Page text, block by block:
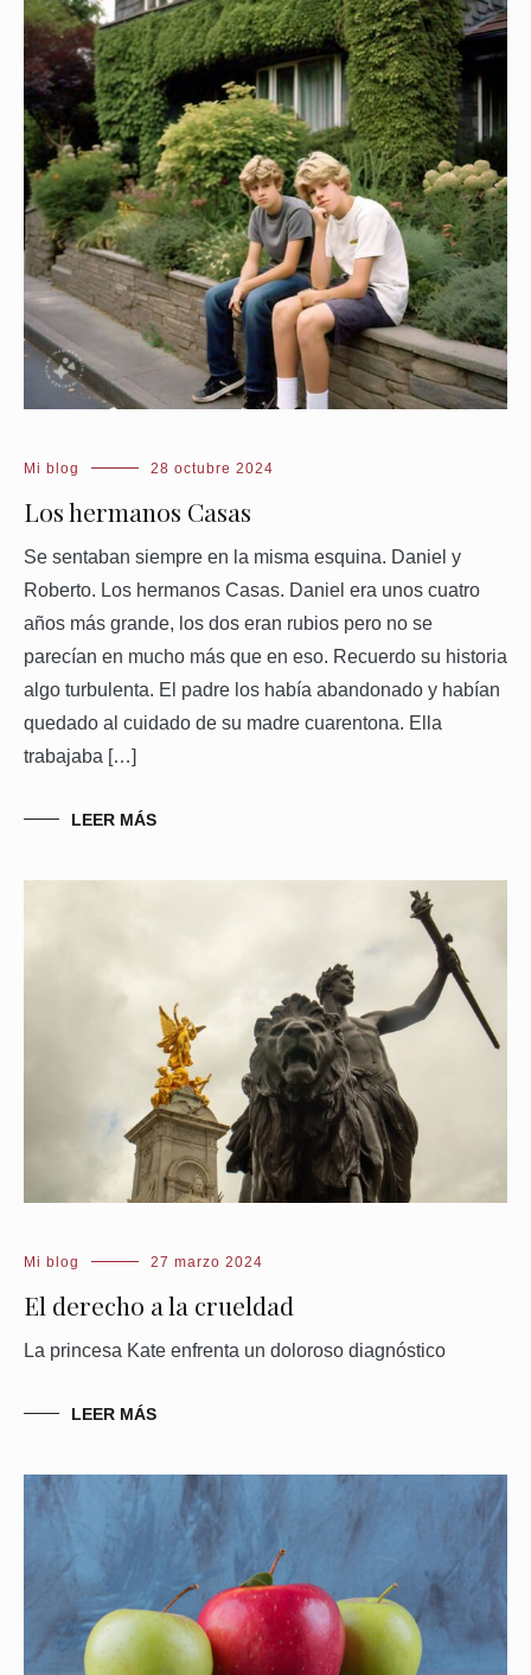
Mi blog 28 octubre 2024
Los hermanos Casas
Se sentaban siempre en la misma esquina. Daniel y
Roberto. Los hermanos Casas. Daniel era unos cuatro
años más grande, los dos eran rubios pero no se
parecían en mucho más que en eso. Recuerdo su historia
algo turbulenta. El padre los había abandonado y habían
quedado al cuidado de su madre cuarentona. Ella
trabajaba […]
LEER MÁS
Mi blog 27 marzo 2024
El derecho a la crueldad
La princesa Kate enfrenta un doloroso diagnóstico
LEER MÁS